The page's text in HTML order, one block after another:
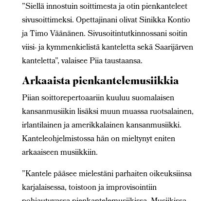
”Siellä innostuin soittimesta ja otin pienkanteleet
sivusoittimeksi. Opettajinani olivat Sinikka Kontio
ja Timo Väänänen. Sivusoitintutkinnossani soitin
viisi- ja kymmenkielistä kanteletta sekä Saarijärven
kanteletta”, valaisee Piia taustaansa.
Arkaaista pienkantelemusiikkia
Piian soittorepertoaariin kuuluu suomalaisen
kansanmusiikin lisäksi muun muassa ruotsalainen,
irlantilainen ja amerikkalainen kansanmusiikki.
Kanteleohjelmistossa hän on mieltynyt eniten
arkaaiseen musiikkiin.
”Kantele pääsee mielestäni parhaiten oikeuksiinsa
karjalaisessa, toistoon ja improvisointiin